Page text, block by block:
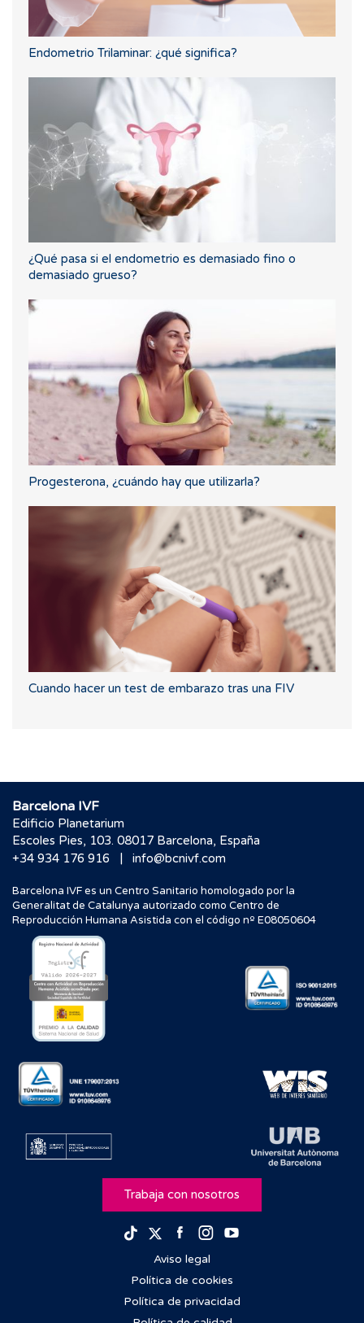
Endometrio Trilaminar: ¿qué significa?
¿Qué pasa si el endometrio es demasiado fino o
demasiado grueso?
Progesterona, ¿cuándo hay que utilizarla?
Cuando hacer un test de embarazo tras una FIV
Barcelona IVF
Edificio Planetarium
Escoles Pies, 103. 08017 Barcelona, España
+34 934 176 916
| info@bcnivf.com
Barcelona IVF es un Centro Sanitario homologado por la
Generalitat de Catalunya autorizado como Centro de
Reproducción Humana Asistida con el código nº E08050604
Trabaja con nosotros
TikTokTwitterFacebook
Instagram
Aviso legal
Política de cookies
Política de privacidad